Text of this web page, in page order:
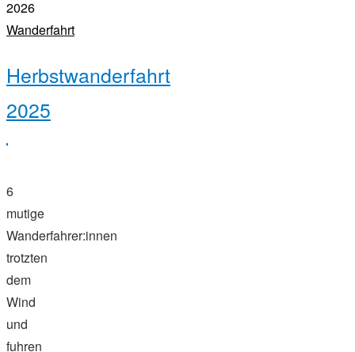
2026
Wanderfahrt
Herbstwanderfahrt
2025
6
mutige
Wanderfahrer:innen
trotzten
dem
Wind
und
fuhren